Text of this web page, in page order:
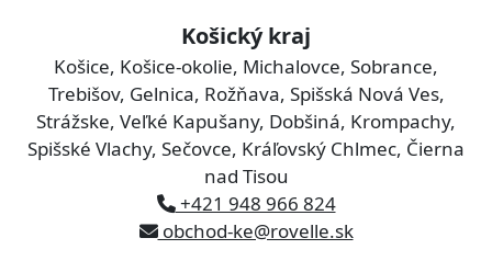
Košický kraj
Košice, Košice-okolie, Michalovce, Sobrance,
Trebišov, Gelnica, Rožňava, Spišská Nová Ves,
Strážske, Veľké Kapušany, Dobšiná, Krompachy,
Spišské Vlachy, Sečovce, Kráľovský Chlmec, Čierna
nad Tisou
+421 948 966 824
obchod-ke@rovelle.sk